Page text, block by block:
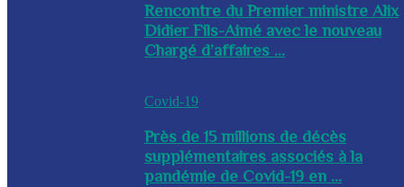
Rencontre du Premier ministre Alix
Didier Fils-Aimé avec le nouveau
Chargé d’affaires ...
Covid-19
Près de 15 millions de décès
supplémentaires associés à la
pandémie de Covid-19 en ...